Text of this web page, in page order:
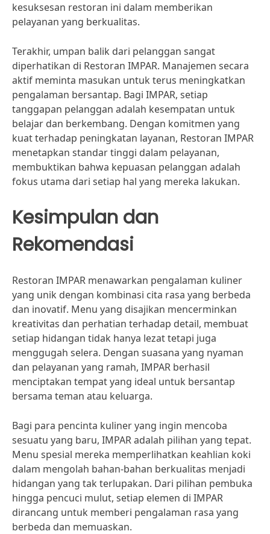
kesuksesan restoran ini dalam memberikan
pelayanan yang berkualitas.
Terakhir, umpan balik dari pelanggan sangat
diperhatikan di Restoran IMPAR. Manajemen secara
aktif meminta masukan untuk terus meningkatkan
pengalaman bersantap. Bagi IMPAR, setiap
tanggapan pelanggan adalah kesempatan untuk
belajar dan berkembang. Dengan komitmen yang
kuat terhadap peningkatan layanan, Restoran IMPAR
menetapkan standar tinggi dalam pelayanan,
membuktikan bahwa kepuasan pelanggan adalah
fokus utama dari setiap hal yang mereka lakukan.
Kesimpulan dan
Rekomendasi
Restoran IMPAR menawarkan pengalaman kuliner
yang unik dengan kombinasi cita rasa yang berbeda
dan inovatif. Menu yang disajikan mencerminkan
kreativitas dan perhatian terhadap detail, membuat
setiap hidangan tidak hanya lezat tetapi juga
menggugah selera. Dengan suasana yang nyaman
dan pelayanan yang ramah, IMPAR berhasil
menciptakan tempat yang ideal untuk bersantap
bersama teman atau keluarga.
Bagi para pencinta kuliner yang ingin mencoba
sesuatu yang baru, IMPAR adalah pilihan yang tepat.
Menu spesial mereka memperlihatkan keahlian koki
dalam mengolah bahan-bahan berkualitas menjadi
hidangan yang tak terlupakan. Dari pilihan pembuka
hingga pencuci mulut, setiap elemen di IMPAR
dirancang untuk memberi pengalaman rasa yang
berbeda dan memuaskan.